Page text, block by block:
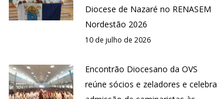
Diocese de Nazaré no RENASEM
Nordestão 2026
10 de julho de 2026
Encontrão Diocesano da OVS
reúne sócios e zeladores e celebra